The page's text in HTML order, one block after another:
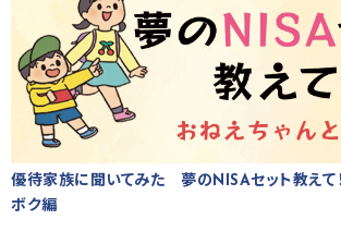
優待家族に聞いてみた 夢のNISAセット教えて
ボク編